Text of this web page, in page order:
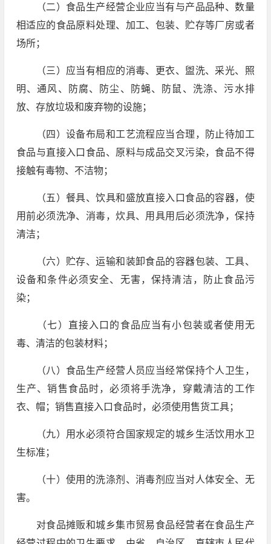
（二）食品生产经营企业应当有与产品品种、数量
相适应的食品原料处理、加工、包装、贮存等厂房或者
场所；
（三）应当有相应的消毒、更衣、盥洗、采光、照
明、通风、防腐、防尘、防蝇、防鼠、洗涤、污水排
放、存放垃圾和废弃物的设施；
（四）设备布局和工艺流程应当合理，防止待加工
食品与直接入口食品、原料与成品交叉污染，食品不得
接触有毒物、不洁物；
（五）餐具、饮具和盛放直接入口食品的容器，使
用前必须洗净、消毒，炊具、用具用后必须洗净，保持
清洁；
（六）贮存、运输和装卸食品的容器包装、工具、
设备和条件必须安全、无害，保持清洁，防止食品污
染；
（七）直接入口的食品应当有小包装或者使用无
毒、清洁的包装材料；
（八）食品生产经营人员应当经常保持个人卫生，
生产、销售食品时，必须将手洗净，穿戴清洁的工作
衣、帽；销售直接入口食品时，必须使用售货工具；
（九）用水必须符合国家规定的城乡生活饮用水卫
生标准；
（十）使用的洗涤剂、消毒剂应当对人体安全、无
害。
对食品摊贩和城乡集市贸易食品经营者在食品生产